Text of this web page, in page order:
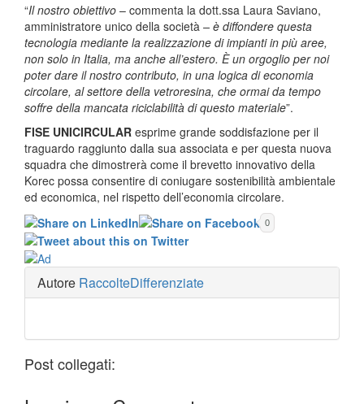
“Il nostro obiettivo – commenta la dott.ssa Laura Saviano,
amministratore unico della società – è diffondere questa
tecnologia mediante la realizzazione di impianti in più aree,
non solo in Italia, ma anche all’estero. È un orgoglio per noi
poter dare il nostro contributo, in una logica di economia
circolare, al settore della vetroresina, che ormai da tempo
soffre della mancata riciclabilità di questo materiale”.
FISE UNICIRCULAR esprime grande soddisfazione per il
traguardo raggiunto dalla sua associata e per questa nuova
squadra che dimostrerà come il brevetto innovativo della
Korec possa consentire di coniugare sostenibilità ambientale
ed economica, nel rispetto dell’economia circolare.
0
Autore RaccolteDifferenziate
Post collegati: